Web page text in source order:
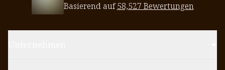
Basierend auf58,527 Bewertungen